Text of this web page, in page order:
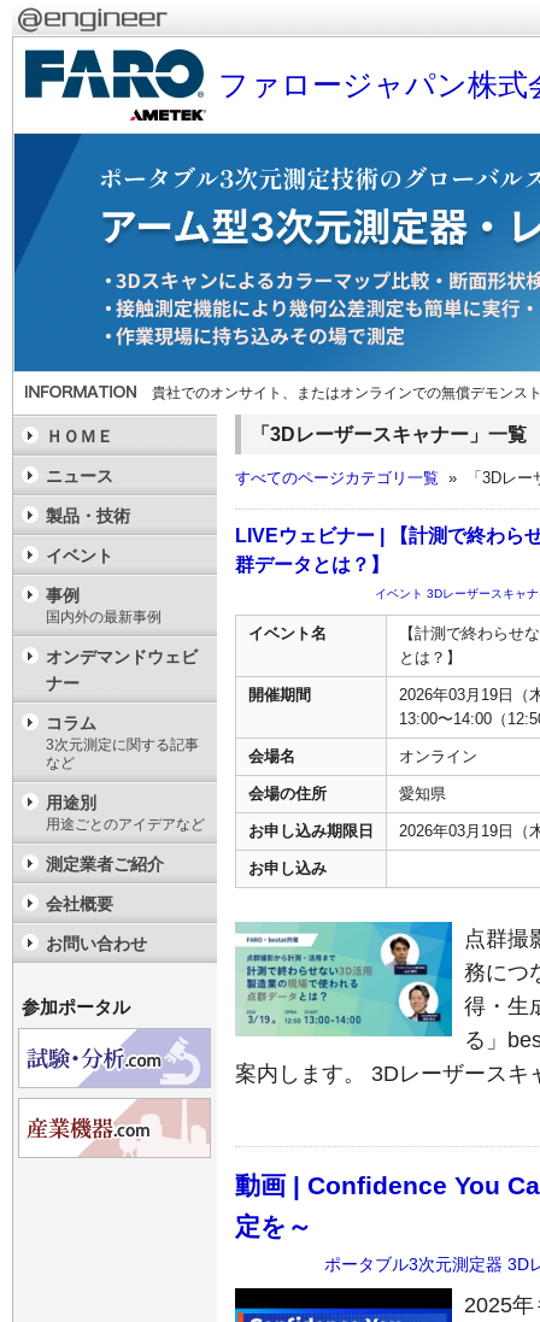
ファロージャパン株式
貴社でのオンサイト、またはオンラインでの無償デモンス
「3Dレーザースキャナー」一覧
すべてのページカテゴリ一覧 » 「3Dレー
LIVEウェビナー | 【計測で終わ
群データとは？】
イベント 3Dレーザースキャ
イベント名
【計測で終わらせ
とは？】
開催期間
2026年03月19日（
13:00〜14:00（
会場名 オンライン
会場の住所 愛知県
お申し込み期限日 2026年03月19日（
お申し込み
点群撮
務につ
得・生
る」
案内します。 3Dレーザース
動画 | Confidence You
定を～
ポータブル3次元測定器 3D
2025年
ＨＯＭＥ
ニュース
製品・技術
イベント
事例
国内外の最新事例
オンデマンドウェビ
ナー
コラム
3次元測定に関する記事
など
用途別
用途ごとのアイデアなど
測定業者ご紹介
会社概要
お問い合わせ
参加ポータル